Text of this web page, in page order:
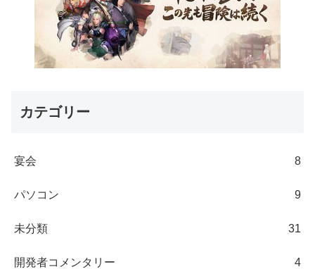
カテゴリー
宴会 8
パソコン 9
未分類 31
開発者コメンタリー 4